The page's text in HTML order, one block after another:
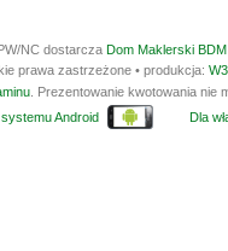
NC dostarcza Dom Maklerski
prawa zastrzeżone • produkcja:
. Prezentowanie kwotowania nie
Android Dla